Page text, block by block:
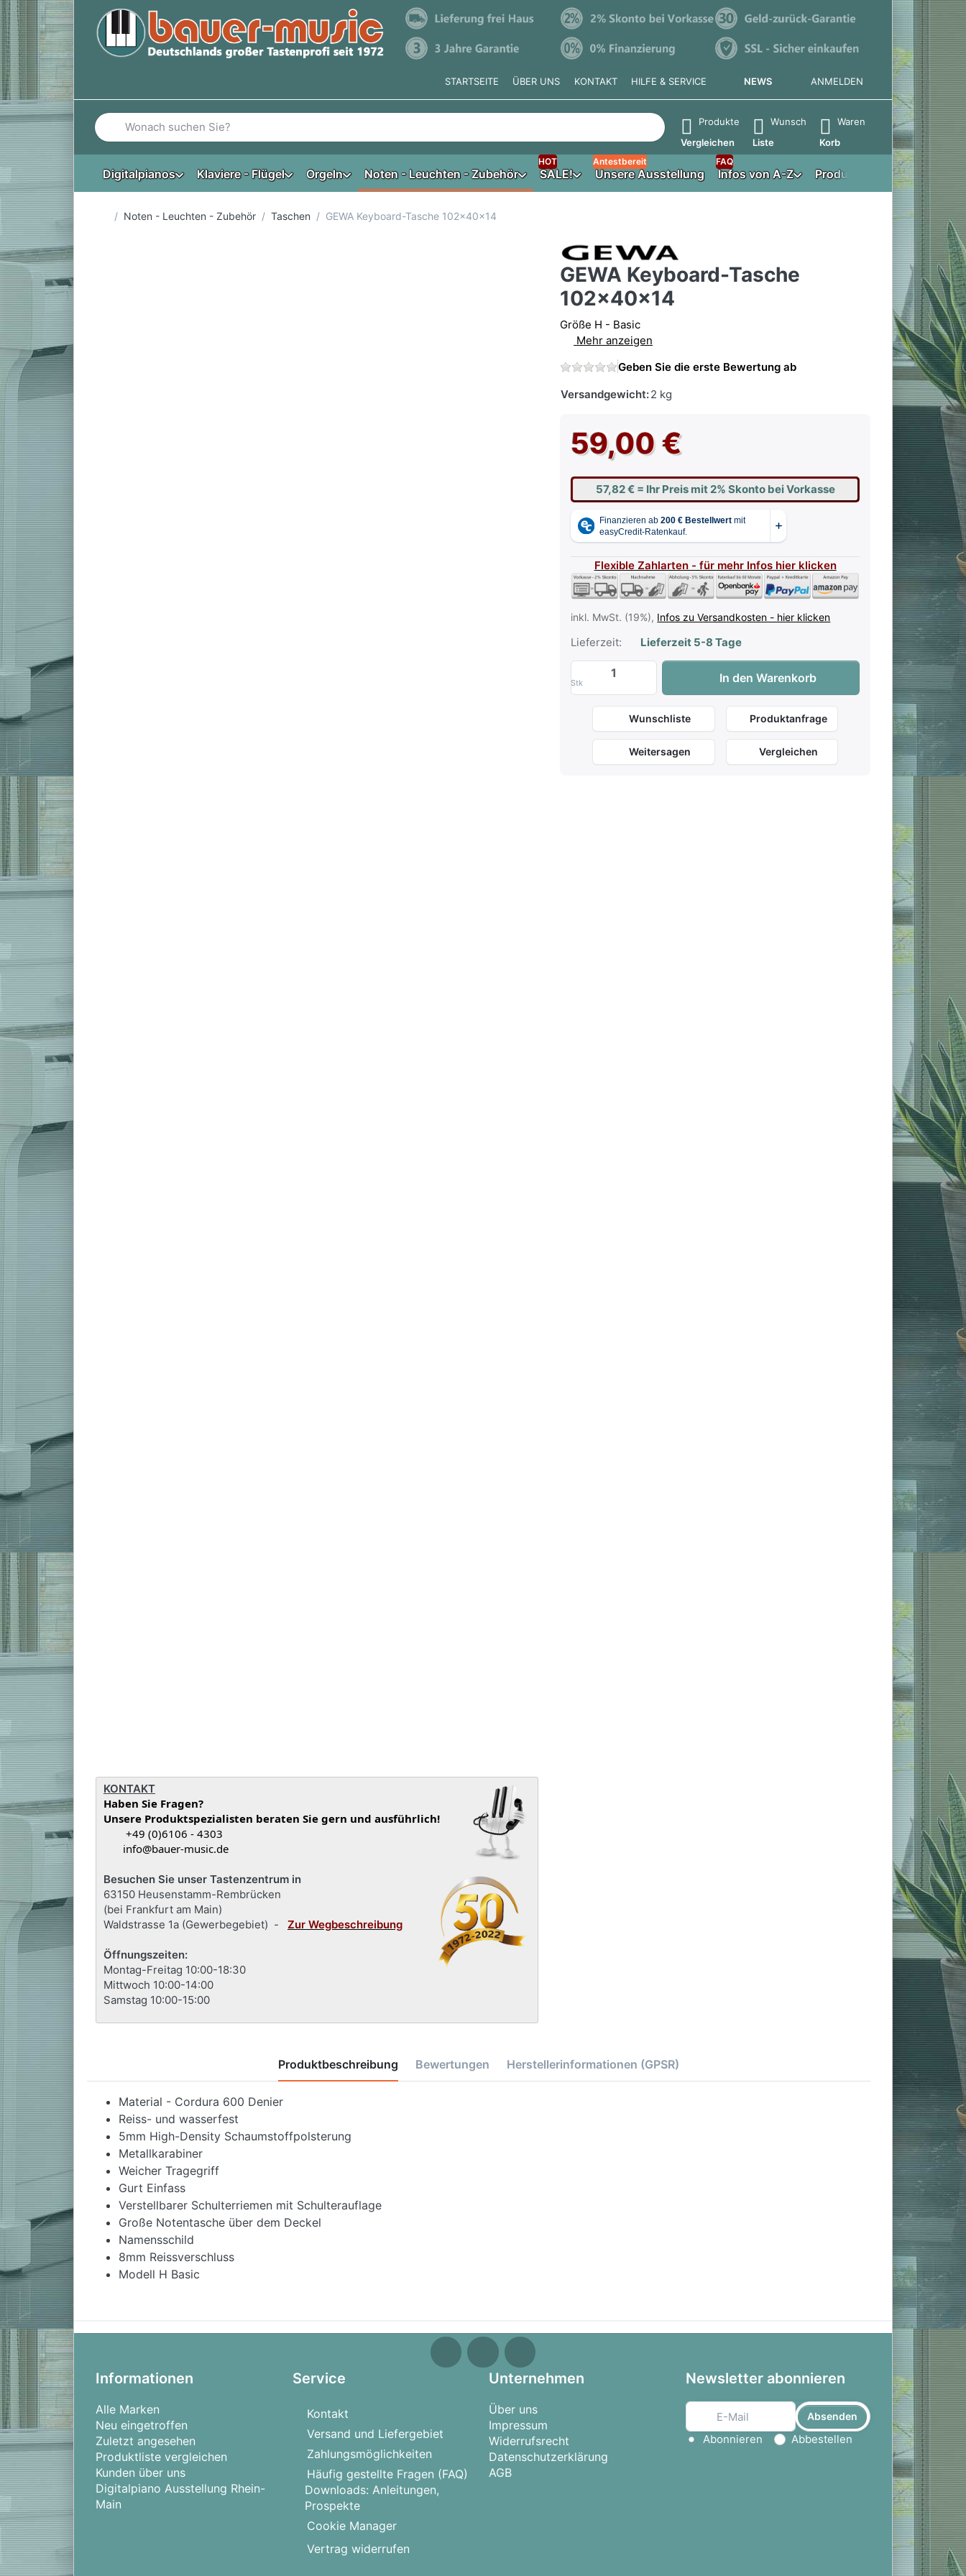
STARTSEITE ÜBER UNS KONTAKT HILFE & SERVICE NEWS ANMELDEN
Geben Sie einen Suchbegriff ein. Während Sie tippen, erscheinen automatisch erste Ergebnisse. Drücken Sie die Eingabetaste, um alle Ergebnisse aufzurufen.
Produkte
Vergleichen
Wunsch
Liste
Waren
Korb
Digitalpianos Klaviere - Flügel Orgeln Noten - Leuchten - Zubehör SALE!
HOT
Unsere Ausstellung
Antestbereit
Infos von A-Z
FAQ
Produktberater
Startseite
Noten - Leuchten - Zubehör Taschen GEWA Keyboard-Tasche 102x40x14
KONTAKT
Haben Sie Fragen?
Unsere Produktspezialisten beraten Sie gern und ausführlich!
+49 (0)6106 - 4303
info@bauer-music.de
Besuchen Sie unser Tastenzentrum in
63150 Heusenstamm-Rembrücken
(bei Frankfurt am Main)
Waldstrasse 1a (Gewerbegebiet) - Zur Wegbeschreibung
Öffnungszeiten:
Montag-Freitag 10:00-18:30
Mittwoch 10:00-14:00
Samstag 10:00-15:00
GEWA Keyboard-Tasche
102x40x14
Größe H - Basic
Mehr anzeigen
Geben Sie die erste Bewertung ab
Versandgewicht:2 kg
59,00 €
57,82 € = Ihr Preis mit 2% Skonto bei Vorkasse
Flexible Zahlarten - für mehr Infos hier klicken
inkl. MwSt. (19%), Infos zu Versandkosten - hier klicken
Lieferzeit: Lieferzeit 5-8 Tage
Stk
GEWA Keyboard-Tasche 102x40x14 zu 59,00 €, Menge 1.
In den Warenkorb
Wunschliste Produktanfrage
Weitersagen Vergleichen
Produktbeschreibung Bewertungen Herstellerinformationen (GPSR)
Material - Cordura 600 Denier
Reiss- und wasserfest
5mm High-Density Schaumstoffpolsterung
Metallkarabiner
Weicher Tragegriff
Gurt Einfass
Verstellbarer Schulterriemen mit Schulterauflage
Große Notentasche über dem Deckel
Namensschild
8mm Reissverschluss
Modell H Basic
Informationen
Alle Marken
Neu eingetroffen
Zuletzt angesehen
Produktliste vergleichen
Kunden über uns
Digitalpiano Ausstellung Rhein-
Main
Service
Kontakt
Versand und Liefergebiet
Zahlungsmöglichkeiten
Häufig gestellte Fragen (FAQ)
Downloads: Anleitungen,
Prospekte
Cookie Manager
Vertrag widerrufen
Unternehmen
Über uns
Impressum
Widerrufsrecht
Datenschutzerklärung
AGB
Newsletter abonnieren
Absenden
Aktion wählen
Abonnieren Abbestellen